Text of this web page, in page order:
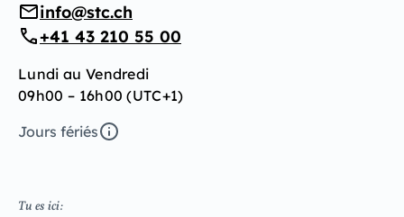
info@stc.ch
+41 43 210 55 00
Lundi au Vendredi
09h00 – 16h00 (UTC+1)
Jours fériés
Tu es ici: